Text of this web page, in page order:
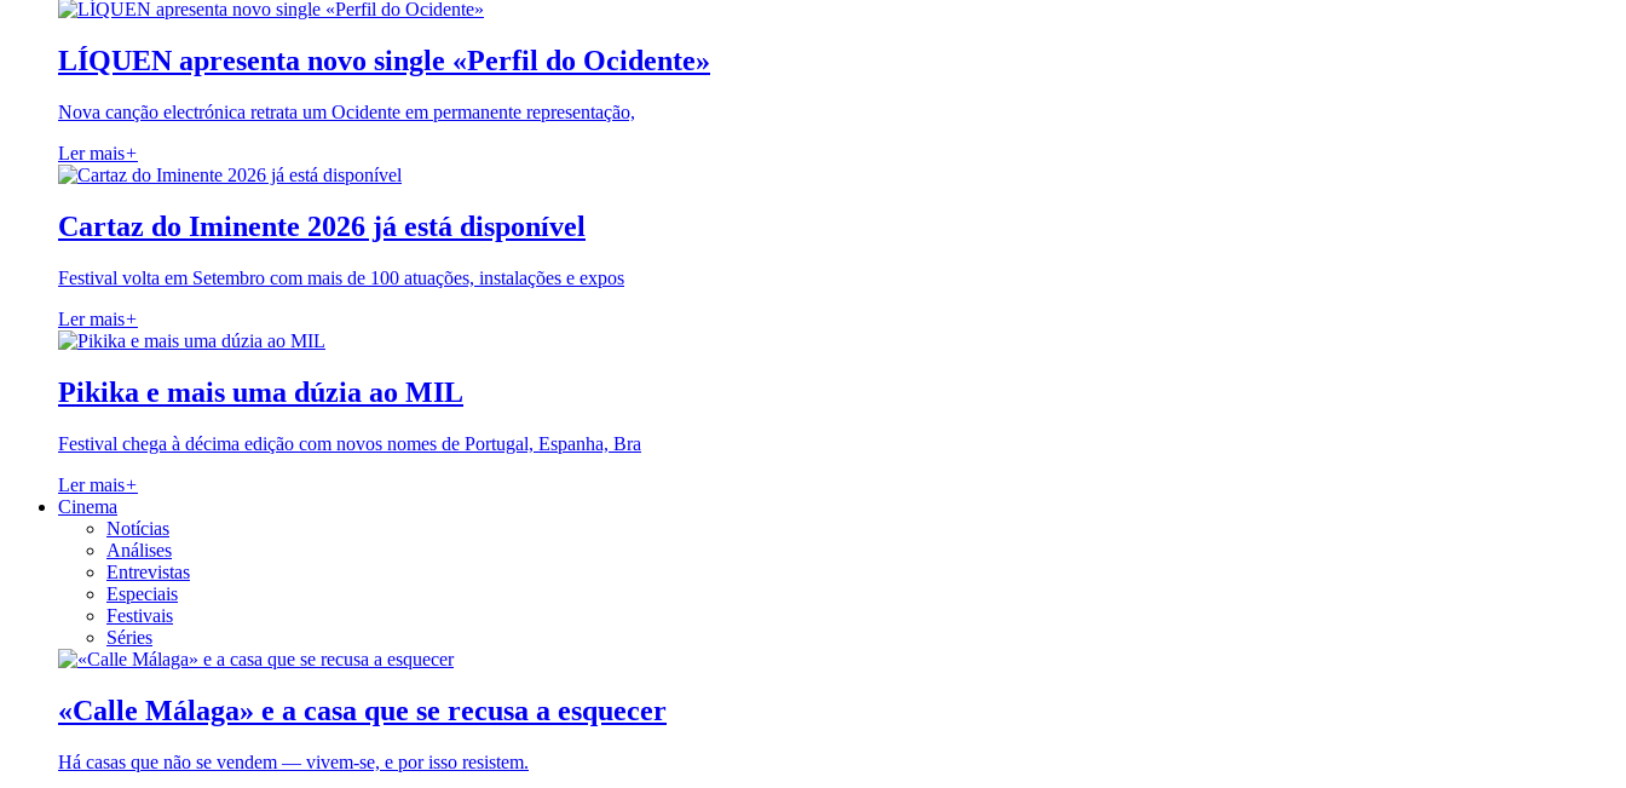
LÍQUEN apresenta novo single «Perfil do Ocidente»
Nova canção electrónica retrata um Ocidente em permanente representação,
Ler mais+
Cartaz do Iminente 2026 já está disponível
Festival volta em Setembro com mais de 100 atuações, instalações e expos
Ler mais+
Pikika e mais uma dúzia ao MIL
Festival chega à décima edição com novos nomes de Portugal, Espanha, Bra
Ler mais+
Cinema
Notícias
Análises
Entrevistas
Especiais
Festivais
Séries
«Calle Málaga» e a casa que se recusa a esquecer
Há casas que não se vendem — vivem-se, e por isso resistem.